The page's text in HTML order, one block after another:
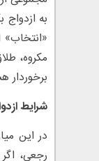
به
«انتخاب»
مکروه،
برخوردار
شرایط
در این
رجعی،